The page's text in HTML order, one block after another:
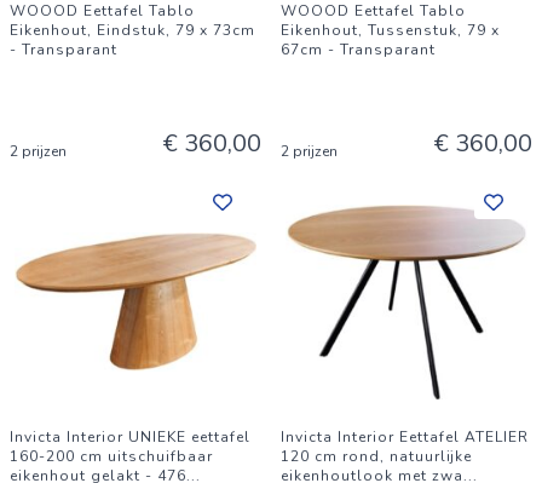
WOOOD Eettafel Tablo
Eikenhout, Eindstuk, 79 x 73cm
- Transparant
2 prijzen € 360,00
WOOOD Eettafel Tablo
Eikenhout, Tussenstuk, 79 x
67cm - Transparant
2 prijzen € 360,00
Invicta Interior UNIEKE eettafel
160-200 cm uitschuifbaar
eikenhout gelakt - 476...
Invicta Interior Eettafel ATELIER
120 cm rond, natuurlijke
eikenhoutlook met zwa...